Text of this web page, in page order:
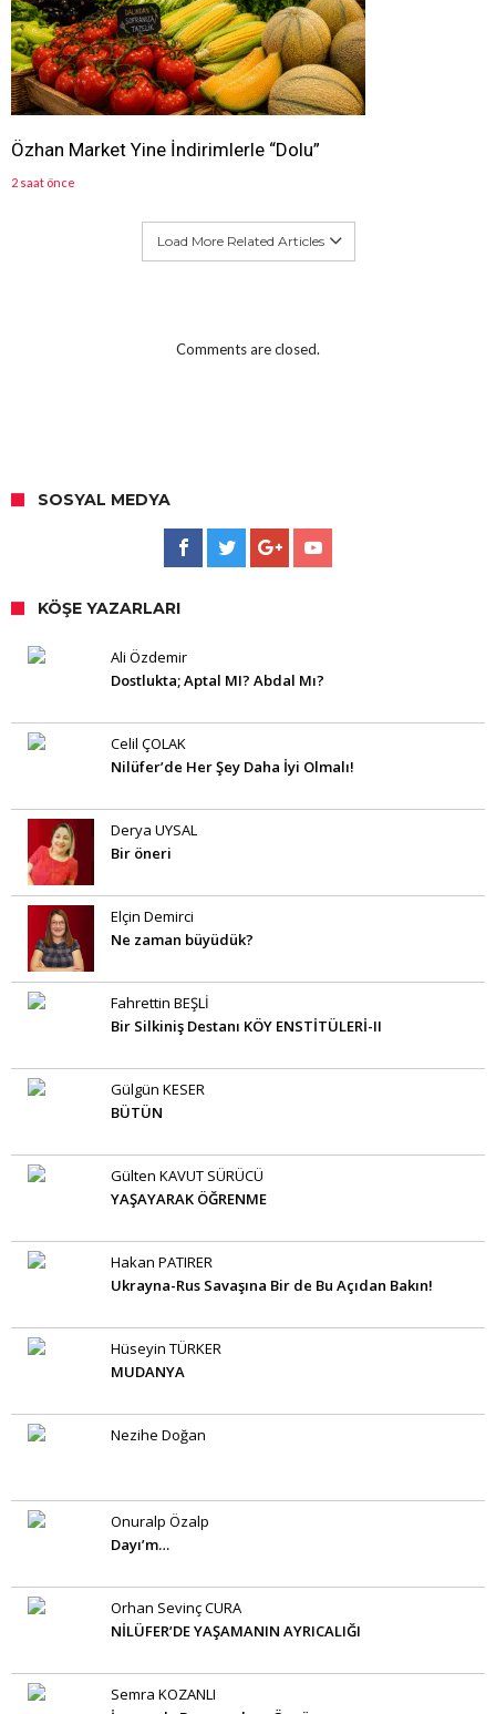
Özhan Market Yine İndirimlerle “Dolu”
2 saat önce
Load More Related Articles
Comments are closed.
SOSYAL MEDYA
KÖŞE YAZARLARI
Ali Özdemir
Dostlukta; Aptal MI? Abdal Mı?
Celil ÇOLAK
Nilüfer’de Her Şey Daha İyi Olmalı!
Derya UYSAL
Bir öneri
Elçin Demirci
Ne zaman büyüdük?
Fahrettin BEŞLİ
Bir Silkiniş Destanı KÖY ENSTİTÜLERİ-II
Gülgün KESER
BÜTÜN
Gülten KAVUT SÜRÜCÜ
YAŞAYARAK ÖĞRENME
Hakan PATIRER
Ukrayna-Rus Savaşına Bir de Bu Açıdan Bakın!
Hüseyin TÜRKER
MUDANYA
Nezihe Doğan
Onuralp Özalp
Dayı’m…
Orhan Sevinç CURA
NİLÜFER’DE YAŞAMANIN AYRICALIĞI
Semra KOZANLI